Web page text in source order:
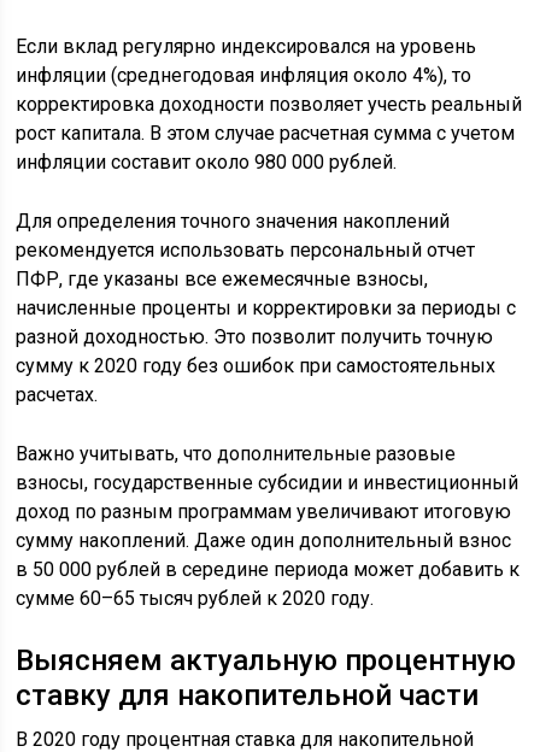
Если вклад регулярно индексировался на уровень
инфляции (среднегодовая инфляция около 4%), то
корректировка доходности позволяет учесть реальный
рост капитала. В этом случае расчетная сумма с учетом
инфляции составит около 980 000 рублей.
Для определения точного значения накоплений
рекомендуется использовать персональный отчет
ПФР, где указаны все ежемесячные взносы,
начисленные проценты и корректировки за периоды с
разной доходностью. Это позволит получить точную
сумму к 2020 году без ошибок при самостоятельных
расчетах.
Важно учитывать, что дополнительные разовые
взносы, государственные субсидии и инвестиционный
доход по разным программам увеличивают итоговую
сумму накоплений. Даже один дополнительный взнос
в 50 000 рублей в середине периода может добавить к
сумме 60–65 тысяч рублей к 2020 году.
Выясняем актуальную процентную
ставку для накопительной части
В 2020 году процентная ставка для накопительной